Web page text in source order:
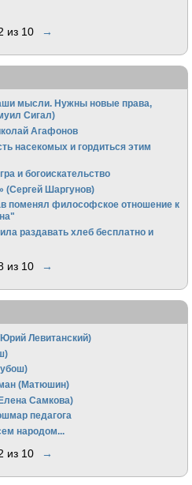
из 10 →
мысли. Нужны новые права,
Сигал)
Агафонов
насекомых и гордиться этим
и богоискательство
(Сергей Шаргунов)
поменял философское отношение к
раздавать хлеб бесплатно и
из 10 →
Левитанский)
(Матюшин)
Самкова)
педагога
народом...
из 10 →